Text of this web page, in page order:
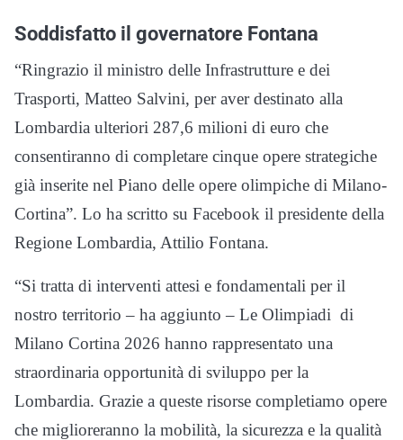
Soddisfatto il governatore Fontana
“Ringrazio il ministro delle Infrastrutture e dei
Trasporti, Matteo Salvini, per aver destinato alla
Lombardia ulteriori 287,6 milioni di euro che
consentiranno di completare cinque opere strategiche
già inserite nel Piano delle opere olimpiche di Milano-
Cortina”. Lo ha scritto su Facebook il presidente della
Regione Lombardia, Attilio Fontana.
“Si tratta di interventi attesi e fondamentali per il
nostro territorio – ha aggiunto – Le Olimpiadi di
Milano Cortina 2026 hanno rappresentato una
straordinaria opportunità di sviluppo per la
Lombardia. Grazie a queste risorse completiamo opere
che miglioreranno la mobilità, la sicurezza e la qualità